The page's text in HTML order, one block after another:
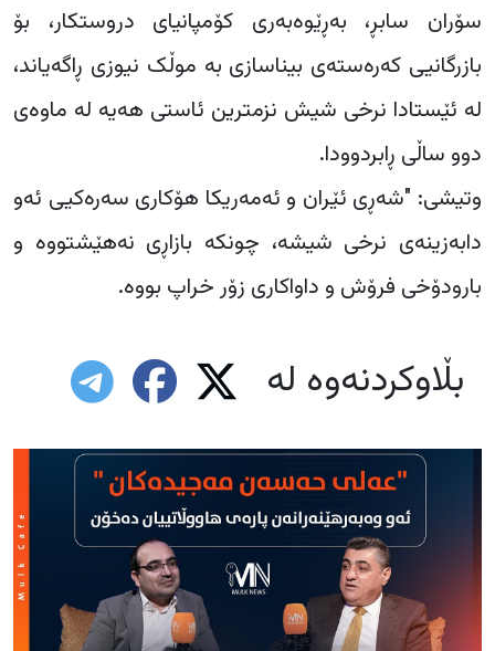
سۆران سابڕ، بەڕێوەبەری کۆمپانیای دروستکار، بۆ
بازرگانیی کەرەستەی بیناسازی بە موڵک نیوزی ڕاگەیاند،
لە ئێستادا نرخی شیش نزمترین ئاستی هەیە لە ماوەی
دوو ساڵی ڕابردوودا.
وتیشی: "شەڕی ئێران و ئەمەریکا هۆکاری سەرەکیی ئەو
دابەزینەی نرخی شیشە، چونکە بازاڕی نەهێشتووە و
بارودۆخی فرۆش و داواکاری زۆر خراپ بووە.
بڵاوکردنەوە لە